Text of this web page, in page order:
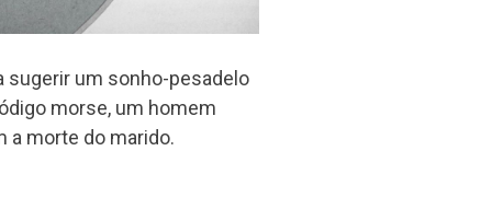
sugerir um sonho-pesadelo
morse, um homem
a morte do marido.